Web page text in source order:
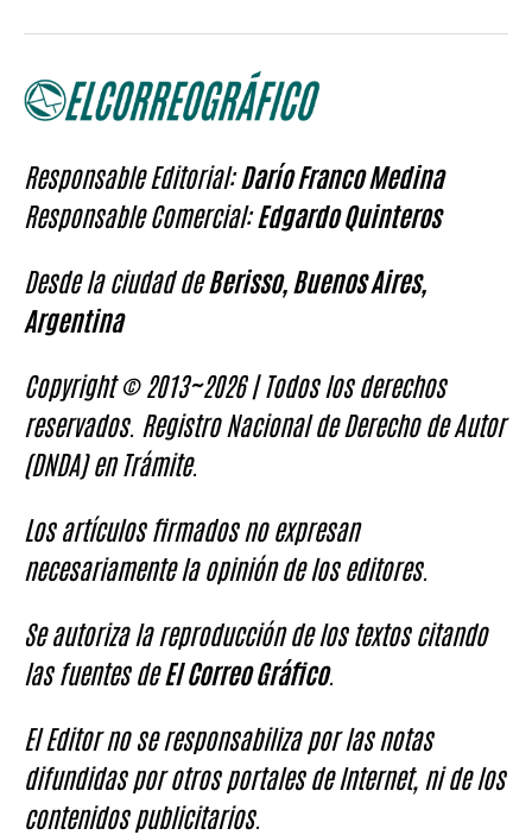
Responsable Editorial:Darío Franco Medina
Responsable Comercial:Edgardo Quinteros
Desde la ciudad deBerisso, Buenos Aires,
Argentina
Copyright © 2013~2026 | Todos los derechos
reservados. Registro Nacional de Derecho de Autor
(DNDA) en Trámite.
Los artículos firmados no expresan
necesariamente la opinión de los editores.
Se autoriza la reproducción de los textos citando
las fuentes deEl Correo Gráfico.
El Editor no se responsabiliza por las notas
difundidas por otros portales de Internet, ni de los
contenidos publicitarios.